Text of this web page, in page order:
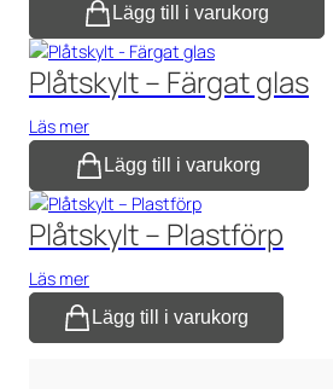
Lägg till i varukorg
Plåtskylt – Färgat glas
Läs mer
Lägg till i varukorg
Plåtskylt – Plastförp
Läs mer
Lägg till i varukorg